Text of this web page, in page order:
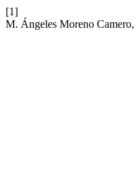
[1]
M. Ángeles Moreno